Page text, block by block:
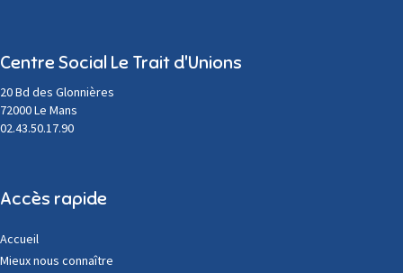
Centre Social Le Trait d'Unions
20 Bd des Glonnières
72000 Le Mans
02.43.50.17.90
Accès rapide
Accueil
Mieux nous connaître